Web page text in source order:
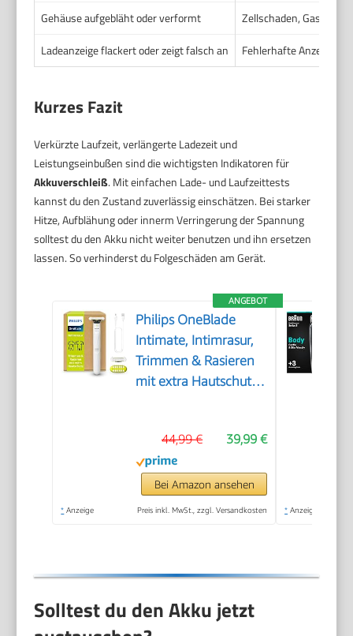
Gehäuse aufgebläht oder verformt
Zellschaden,
Ladeanzeige flackert oder zeigt falsch an
Fehlerhafte
Kurzes Fazit
Verkürzte Laufzeit, verlängerte Ladezeit und
Leistungseinbußen sind die wichtigsten Indikatoren für
Akkuverschleiß. Mit einfachen Lade- und Laufzeittests
kannst du den Zustand zuverlässig einschätzen. Bei starker
Hitze, Aufblähung oder innerm Verringerung der Spannung
solltest du den Akku nicht weiter benutzen und ihn ersetzen
lassen. So verhinderst du Folgeschäden am Gerät.
ANGEBOT
Philips OneBlade
Intimate, Intimrasur,
Trimmen & Rasieren
mit extra Hautschutz,
Rasur – ohne
komplett glatt zu
rasieren, Modell
QP1924/30
39,99 €
44,99 €
Bei Amazon ansehen
* Anzeige Preis inkl. MwSt., zzgl. Versandkosten * Anzeige
Solltest du den Akku jetzt